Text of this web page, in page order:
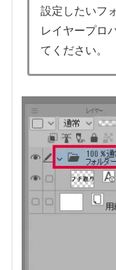
設定したいフ
レイヤープロ
てください。